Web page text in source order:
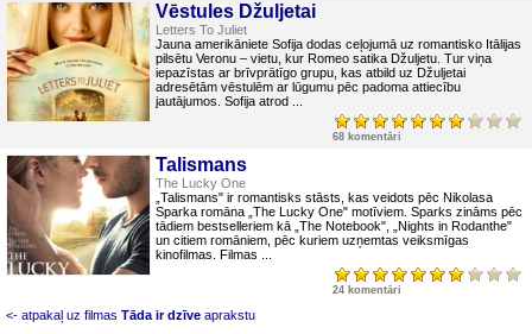
Vēstules Džuljetai
Letters To Juliet
Jauna amerikāniete Sofija dodas ceļojumā uz romantisko Itālijas
pilsētu Veronu – vietu, kur Romeo satika Džuljetu. Tur viņa
iepazīstas ar brīvprātīgo grupu, kas atbild uz Džuljetai
adresētām vēstulēm ar lūgumu pēc padoma attiecību
jautājumos. Sofija atrod ...
68 komentāri
Talismans
The Lucky One
„Talismans" ir romantisks stāsts, kas veidots pēc Nikolasa
Sparka romāna „The Lucky One" motīviem. Sparks zināms pēc
tādiem bestselleriem kā „The Notebook", „Nights in Rodanthe"
un citiem romāniem, pēc kuriem uzņemtas veiksmīgas
kinofilmas. Filmas ...
24 komentāri
<- atpakaļ uz filmas Tāda ir dzīve aprakstu